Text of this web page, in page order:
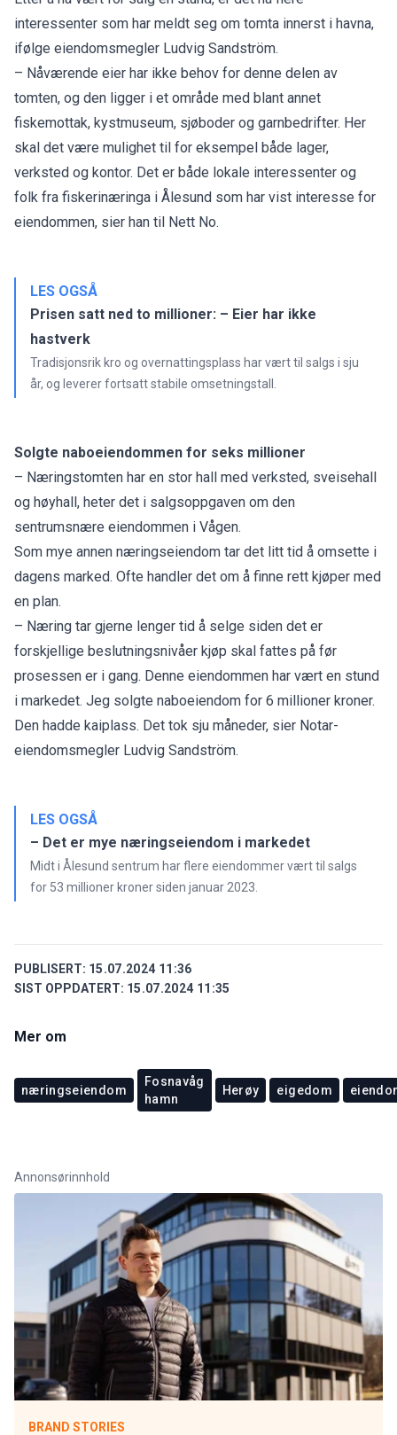
interessenter som har meldt seg om tomta innerst i havna,
ifølge eiendomsmegler Ludvig Sandström.
– Nåværende eier har ikke behov for denne delen av
tomten, og den ligger i et område med blant annet
fiskemottak, kystmuseum, sjøboder og garnbedrifter. Her
skal det være mulighet til for eksempel både lager,
verksted og kontor. Det er både lokale interessenter og
folk fra fiskerinæringa i Ålesund som har vist interesse for
eiendommen, sier han til Nett No.
LES OGSÅ
Prisen satt ned to millioner: – Eier har ikke
hastverk
Tradisjonsrik kro og overnattingsplass har vært til salgs i sju
år, og leverer fortsatt stabile omsetningstall.
Solgte naboeiendommen for seks millioner
– Næringstomten har en stor hall med verksted, sveisehall
og høyhall, heter det i salgsoppgaven om den
sentrumsnære eiendommen i Vågen.
Som mye annen næringseiendom tar det litt tid å omsette i
dagens marked. Ofte handler det om å finne rett kjøper med
en plan.
– Næring tar gjerne lenger tid å selge siden det er
forskjellige beslutningsnivåer kjøp skal fattes på før
prosessen er i gang. Denne eiendommen har vært en stund
i markedet. Jeg solgte naboeiendom for 6 millioner kroner.
Den hadde kaiplass. Det tok sju måneder, sier Notar-
eiendomsmegler Ludvig Sandström.
LES OGSÅ
– Det er mye næringseiendom i markedet
Midt i Ålesund sentrum har flere eiendommer vært til salgs
for 53 millioner kroner siden januar 2023.
PUBLISERT: 15.07.2024 11:36
SIST OPPDATERT: 15.07.2024 11:35
Mer om
næringseiendom
Fosnavåg
hamn
Herøy eigedom
Annonsørinnhold
BRAND STORIES